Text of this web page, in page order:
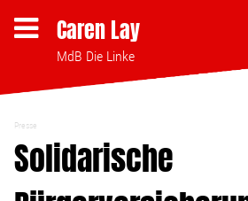
Caren Lay
MdB Die Linke
Themen
Presse
Solidarische